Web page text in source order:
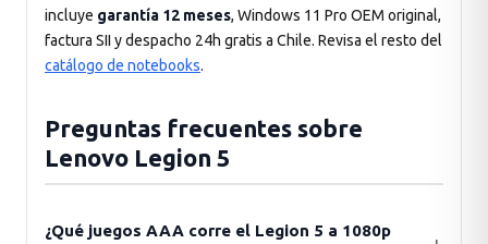
incluye garantía 12 meses, Windows 11 Pro OEM original,
factura SII y despacho 24h gratis a Chile. Revisa el resto del
catálogo de notebooks.
Preguntas frecuentes sobre
Lenovo Legion 5
¿Qué juegos AAA corre el Legion 5 a 1080p